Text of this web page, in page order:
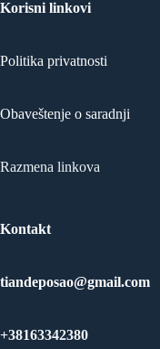
Korisni linkovi
Politika privatnosti
Obaveštenje o saradnji
Razmena linkova
Kontakt
tiandeposao@gmail.com
+38163342380